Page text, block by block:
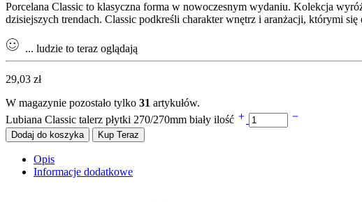
Porcelana Classic to klasyczna forma w nowoczesnym wydaniu. Kolekcja
dzisiejszych trendach. Classic podkreśli charakter wnętrz i aranżacji, którymi
... ludzie to teraz oglądają
29,03 zł
W magazynie pozostało tylko 31 artykułów.
Lubiana Classic talerz płytki 270/270mm biały ilość
Dodaj do koszyka Kup Teraz
Opis
Informacje dodatkowe